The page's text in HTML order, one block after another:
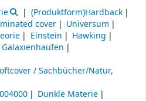
(Produktform)Hardback
cover
Universum
Einstein
Hawking
Galaxienhaufen
/ Sachbücher/Natur,
Dunkle Materie